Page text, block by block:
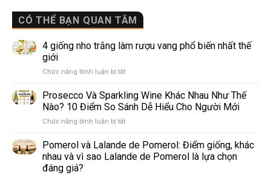
CÓ THỂ BẠN QUAN TÂM
4 giống nho trắng làm rượu vang phổ biến nhất thế
giới
Chức năng bình luận bị tắtở
giống
nho
trắng
làm
vang
phổ
Prosecco Và Sparkling Wine Khác Nhau Như Thế
Nào? 10 Điểm So Sánh Dễ Hiểu Cho Người Mới
Chức năng bình luận bị tắtở
Và
Sparkling
Wine
Pomerol và Lalande de Pomerol: Điểm giống, khác
nhau và vì sao Lalande de Pomerol là lựa chọn
đáng giá?